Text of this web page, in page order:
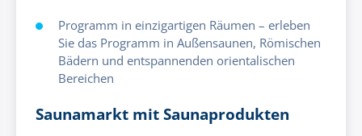
Programm in einzigartigen Räumen – erleben
Sie das Programm in Außensaunen, Römischen
Bädern und entspannenden orientalischen
Bereichen
Saunamarkt mit Saunaprodukten